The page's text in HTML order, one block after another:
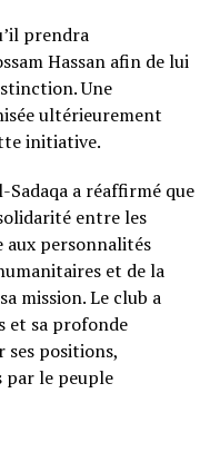
prendra
Hassan afin de lui
Une
ultérieurement
initiative.
a réaffirmé que
entre les
aux personnalités
et de la
mission. Le club a
et sa profonde
ses positions,
par le peuple